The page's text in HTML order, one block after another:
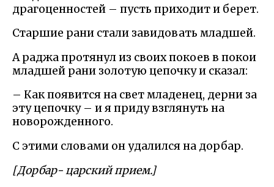
драгоценностей – пусть приходит и берет.
Старшие рани стали завидовать младшей.
А раджа протянул из своих покоев в покои
младшей рани золотую цепочку и сказал:
– Как появится на свет младенец, дерни за
эту цепочку – и я приду взглянуть на
новорожденного.
С этими словами он удалился на дорбар.
[Дорбар- царский прием.]